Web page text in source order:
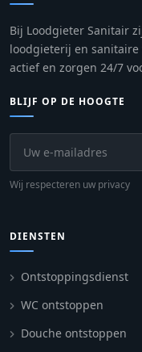
Bij Loodgieter Sanitair
loodgieterij en sanitaire
actief en zorgen 24/7
BLIJF OP DE HOOGTE
Wij respecteren uw privacy
DIENSTEN
Ontstoppingsdienst
WC ontstoppen
Douche ontstoppen